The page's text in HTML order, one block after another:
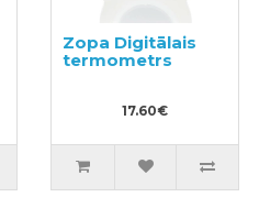
Zopa Digitālais
termometrs
17.60€